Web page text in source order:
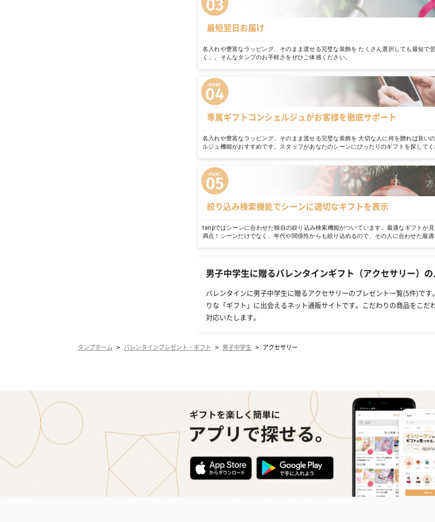
最短翌日お届け
名入れや豊富なラッピング、そのまま渡せる完璧な装飾を たくさん選択しても最短で
く」。そんなタンプのお手軽さをぜひご体感ください。
専属ギフトコンシェルジュがお客様を徹底サポート
名入れや豊富なラッピング、そのまま渡せる完璧な装飾を 大切な人に何を贈れば良い
ルジュ機能がおすすめです。スタッフがあなたのシーンにぴったりのギフトを探して
絞り込み検索機能でシーンに適切なギフトを表示
tanpではシーンに合わせた独自の絞り込み検索機能がついています。最適なギフトが
満点！シーンだけでなく、年代や関係性からも絞り込めるので、その人に合わせた最
男子中学生に贈るバレンタインギフト（アクセサリー）
バレンタインに男子中学生に贈るアクセサリーのプレゼント一覧(5件)で
りな「ギフト」に出会えるネット通販サイトです。こだわりの商品をこ
対応いたします。
タンプホーム > バレンタインプレゼント・ギフト > 男子中学生 > アクセサリー